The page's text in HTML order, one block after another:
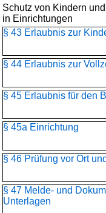
Schutz von Kindern
in Einrichtungen
§ 43 Erlaubnis zur
§ 44 Erlaubnis zur
§ 45 Erlaubnis für den
§ 45a Einrichtung
§ 46 Prüfung vor Ort
§ 47 Melde- und
Unterlagen